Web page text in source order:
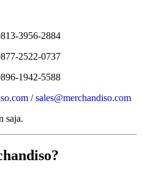
3956-2884
2522-0737
1942-5588
/sales@merchandiso.com
saja.